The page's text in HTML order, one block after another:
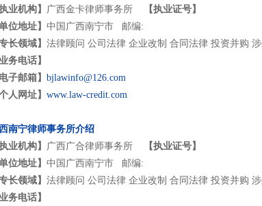
执业机构】 广西金卡律师事务所
【执业证号】
单位地址】 中国广西南宁市 邮编:
专长领域】 法律顾问 公司法律 企业改制 合同法律 投资并购
业务电话】
电子邮箱】 bjlawinfo@126.com
个人网址】 www.law-credit.com
南宁律师事务所介绍
执业机构】 广西广合律师事务所
【执业证号】
单位地址】 中国广西南宁市 邮编:
专长领域】 法律顾问 公司法律 企业改制 合同法律 投资并购
业务电话】